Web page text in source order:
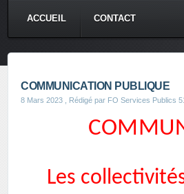
ACCUEIL CONTACT
COMMUNICATION PUBLIQUE
8 Mars 2023 , Rédigé par FO Services Publics
Les